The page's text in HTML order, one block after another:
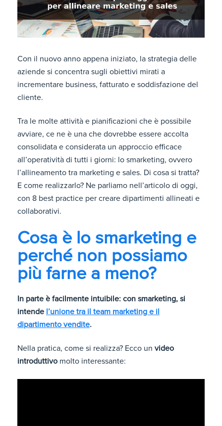
Con il nuovo anno appena iniziato, la strategia delle
aziende si concentra sugli obiettivi mirati a
incrementare business, fatturato e soddisfazione del
cliente.
Tra le molte attività e pianificazioni che è possibile
avviare, ce ne è una che dovrebbe essere accolta
consolidata e considerata un approccio efficace
all’operatività di tutti i giorni: lo smarketing, ovvero
l’allineamento tra marketing e sales. Di cosa si tratta?
E come realizzarlo? Ne parliamo nell’articolo di oggi,
con 8 best practice per creare dipartimenti allineati e
collaborativi.
Cosa è lo smarketing e
perché non possiamo
più farne a meno?
In parte è facilmente intuibile: con smarketing, si
intende l’unione tra il team marketing e il
dipartimento vendite.
Nella pratica, come si realizza? Ecco un video
introduttivo molto interessante: